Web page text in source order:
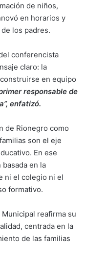
de niños,
en horarios y
los padres.
conferencista
claro: la
en equipo
responsable de
enfatizó.
de Rionegro como
son el eje
En ese
en la
ni el colegio ni el
formativo.
reafirma su
centrada en la
de las familias